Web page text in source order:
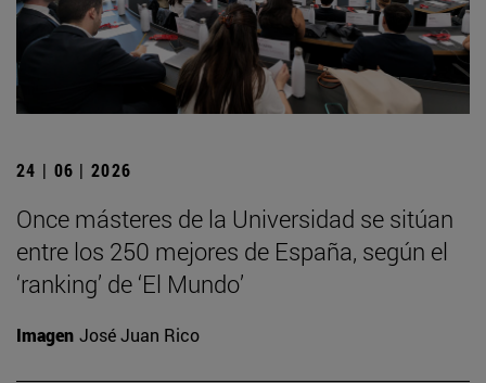
24 | 06 | 2026
Once másteres de la Universidad se sitúan
entre los 250 mejores de España, según el
‘ranking’ de ‘El Mundo’
Imagen José Juan Rico